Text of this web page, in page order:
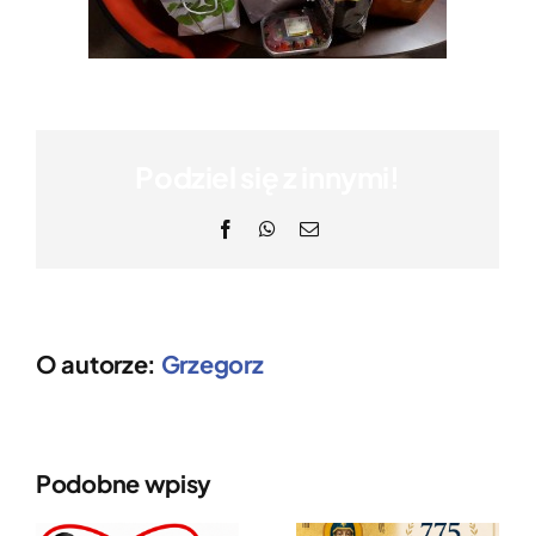
FacebookWhatsApp
Email
O autorze: Grzegorz
Podobne wpisy